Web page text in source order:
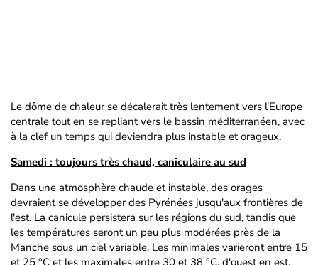
Le dôme de chaleur se décalerait très lentement vers l'Europe
centrale tout en se repliant vers le bassin méditerranéen, avec
à la clef un temps qui deviendra plus instable et orageux.
Samedi : toujours très chaud, caniculaire au sud
Dans une atmosphère chaude et instable, des orages
devraient se développer des Pyrénées jusqu'aux frontières de
l'est. La canicule persistera sur les régions du sud, tandis que
les températures seront un peu plus modérées près de la
Manche sous un ciel variable. Les minimales varieront entre 15
et 25 °C et les maximales entre 30 et 38 °C, d'ouest en est.